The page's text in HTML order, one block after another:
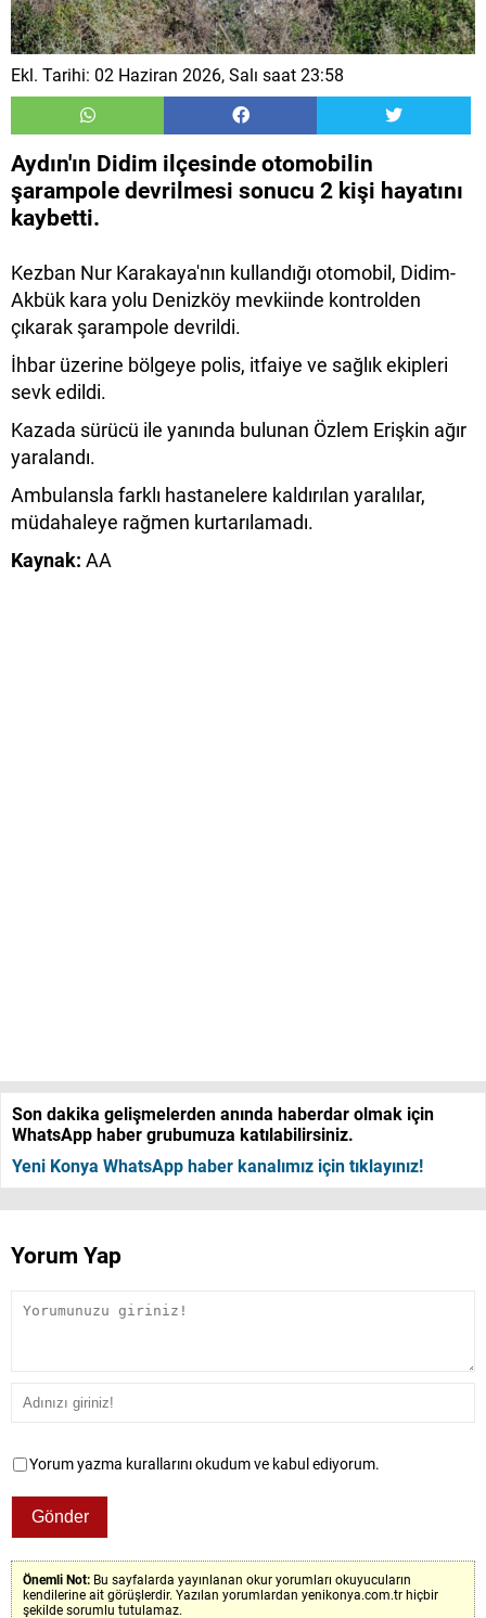
Ekl. Tarihi: 02 Haziran 2026, Salı saat 23:58
Aydın'ın Didim ilçesinde otomobilin
şarampole devrilmesi sonucu 2 kişi hayatını
kaybetti.
Kezban Nur Karakaya'nın kullandığı otomobil, Didim-
Akbük kara yolu Denizköy mevkiinde kontrolden
çıkarak şarampole devrildi.
İhbar üzerine bölgeye polis, itfaiye ve sağlık ekipleri
sevk edildi.
Kazada sürücü ile yanında bulunan Özlem Erişkin ağır
yaralandı.
Ambulansla farklı hastanelere kaldırılan yaralılar,
müdahaleye rağmen kurtarılamadı.
Kaynak: AA
Son dakika gelişmelerden anında haberdar olmak için
WhatsApp haber grubumuza katılabilirsiniz.
Yeni Konya WhatsApp haber kanalımız için tıklayınız!
Yorum Yap
Yorum yazma kurallarını okudum ve kabul ediyorum.
Önemli Not: Bu sayfalarda yayınlanan okur yorumları okuyucuların
kendilerine ait görüşlerdir. Yazılan yorumlardan yenikonya.com.tr hiçbir
şekilde sorumlu tutulamaz.